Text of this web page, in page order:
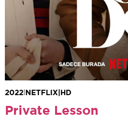
2022 NETFLIX HD
Private Lesson